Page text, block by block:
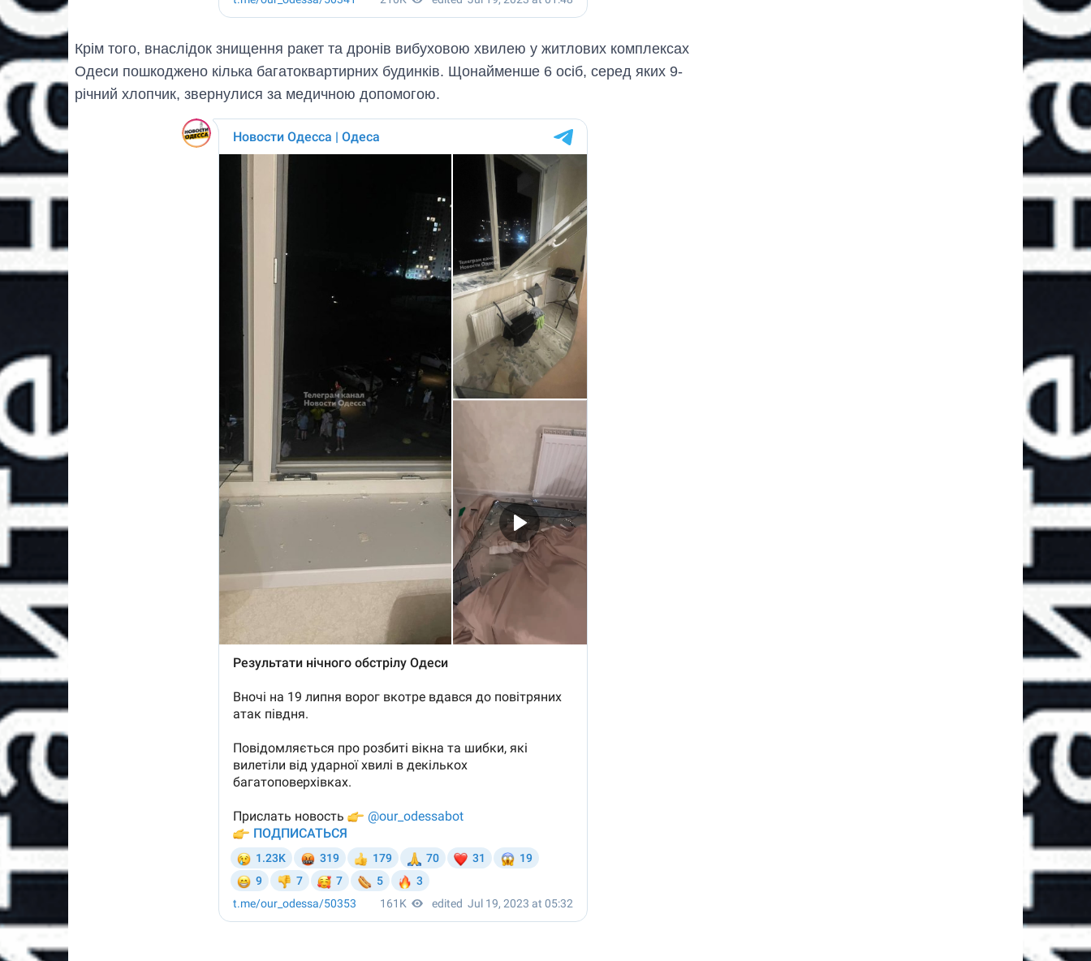
Крім того, внаслідок знищення ракет та дронів вибуховою хвилею у житлових комплексах
Одеси пошкоджено кілька багатоквартирних будинків. Щонайменше 6 осіб, серед яких 9-
річний хлопчик, звернулися за медичною допомогою.